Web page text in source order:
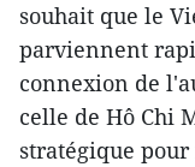
souhait que le
parviennent
connexion de
celle de Hô Chi
stratégique